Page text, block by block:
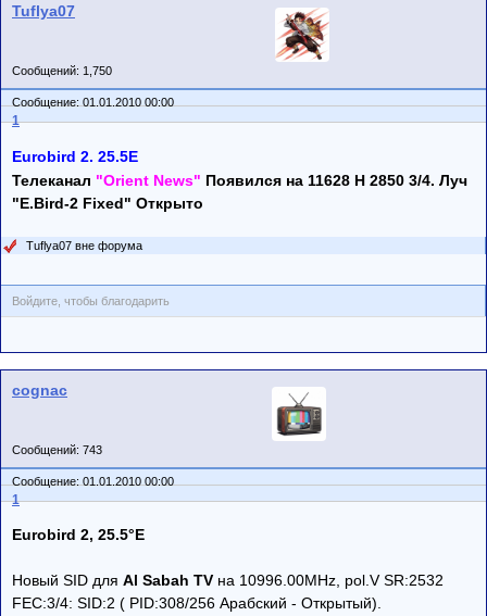
Tuflya07
Сообщений: 1,750
Сообщение: 01.01.2010 00:00
1
Eurobird 2. 25.5E
Телеканал "Orient News" Появился на 11628 H 2850 3/4. Луч
"E.Bird-2 Fixed" Открыто
Tuflya07 вне форума
Войдите, чтобы благодарить
cognac
Сообщений: 743
Сообщение: 01.01.2010 00:00
1
Eurobird 2, 25.5°E
Новый SID для Al Sabah TV на 10996.00MHz, pol.V SR:2532
FEC:3/4: SID:2 ( PID:308/256 Арабский - Открытый).